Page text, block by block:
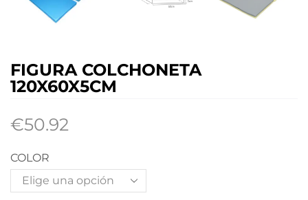
FIGURA COLCHONETA
120X60X5CM
€50.92
COLOR